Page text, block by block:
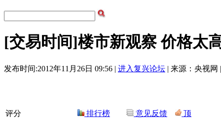
[交易时间]楼市新观察 价格太
发布时间:2012年11月26日 09:56 | 进入复兴论坛 | 来源：央视网
评分 排行榜 意见反馈 顶